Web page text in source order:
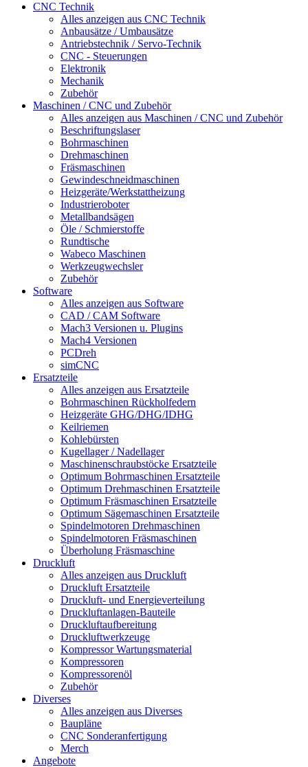
CNC Technik
Alles anzeigen aus CNC Technik
Anbausätze / Umbausätze
Antriebstechnik / Servo-Technik
CNC - Steuerungen
Elektronik
Mechanik
Zubehör
Maschinen / CNC und Zubehör
Alles anzeigen aus Maschinen / CNC und Zubehör
Beschriftungslaser
Bohrmaschinen
Drehmaschinen
Fräsmaschinen
Gewindeschneidmaschinen
Heizgeräte/Werkstattheizung
Industrieroboter
Metallbandsägen
Öle / Schmierstoffe
Rundtische
Wabeco Maschinen
Werkzeugwechsler
Zubehör
Software
Alles anzeigen aus Software
CAD / CAM Software
Mach3 Versionen u. Plugins
Mach4 Versionen
PCDreh
simCNC
Ersatzteile
Alles anzeigen aus Ersatzteile
Bohrmaschinen Rückholfedern
Heizgeräte GHG/DHG/IDHG
Keilriemen
Kohlebürsten
Kugellager / Nadellager
Maschinenschraubstöcke Ersatzteile
Optimum Bohrmaschinen Ersatzteile
Optimum Drehmaschinen Ersatzteile
Optimum Fräsmaschinen Ersatzteile
Optimum Sägemaschinen Ersatzteile
Spindelmotoren Drehmaschinen
Spindelmotoren Fräsmaschinen
Überholung Fräsmaschine
Druckluft
Alles anzeigen aus Druckluft
Druckluft Ersatzteile
Druckluft- und Energieverteilung
Druckluftanlagen-Bauteile
Druckluftaufbereitung
Druckluftwerkzeuge
Kompressor Wartungsmaterial
Kompressoren
Kompressorenöl
Zubehör
Diverses
Alles anzeigen aus Diverses
Baupläne
CNC Sonderanfertigung
Merch
Angebote